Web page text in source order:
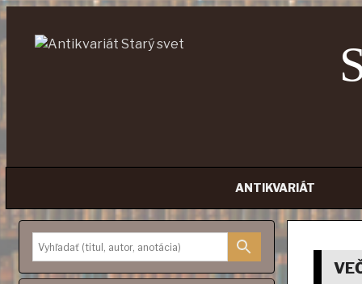
ANTIKVARIÁT
Prejsť
na
obsah